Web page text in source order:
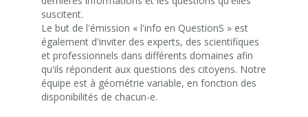
suscitent.
Le but de l'émission « l'info en QuestionS » est
également d'inviter des experts, des scientifiques
et professionnels dans différents domaines afin
qu'ils répondent aux questions des citoyens. Notre
équipe est à géométrie variable, en fonction des
disponibilités de chacun-e.